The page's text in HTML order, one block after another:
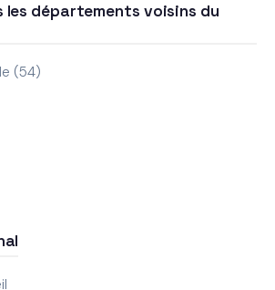
les départements voisins du
(54)